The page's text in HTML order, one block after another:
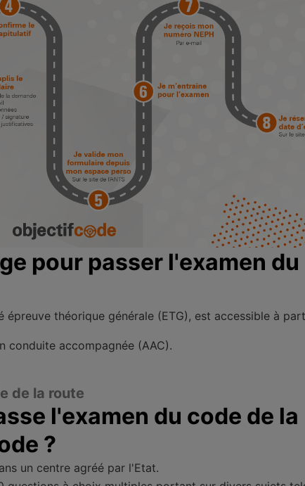
pour passer l'examen du
épreuve théorique générale (ETG), est accessible à
conduite accompagnée (AAC).
de la route
l'examen du code de la
?
un centre agréé par l'Etat.